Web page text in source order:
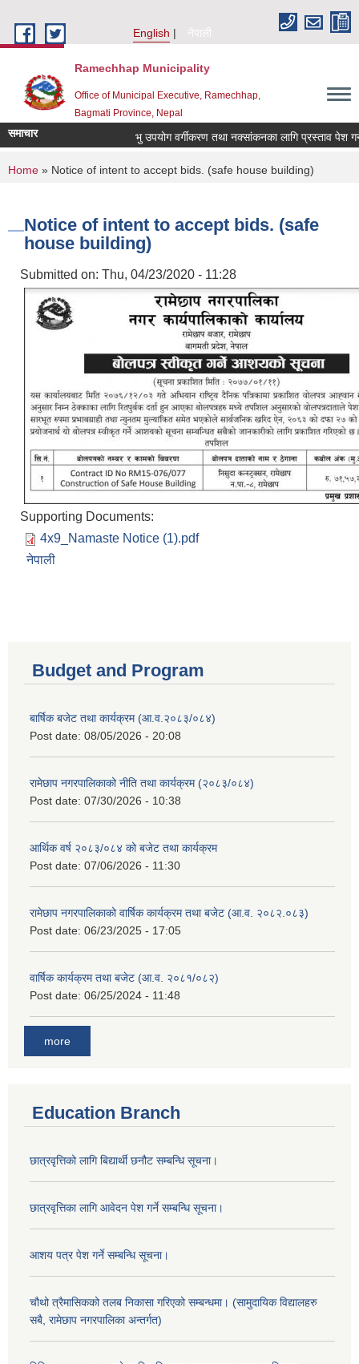
English
नेपाली
Ramechhap Municipality
Office of Municipal Executive, Ramechhap,
Bagmati Province, Nepal
समाचार भु उपयोग वर्गीकरण तथा नक्सांकनका लागि प्रस्ताव पेश गर्ने
You are here
Home » Notice of intent to accept bids. (safe house building)
Notice of intent to accept bids. (safe
house building)
Submitted on: Thu, 04/23/2020 - 11:28
Supporting Documents:
4x9_Namaste Notice (1).pdf
नेपाली
Budget and Program
बार्षिक बजेट तथा कार्यक्रम (आ.व.२०८३/०८४)
Post date: 08/05/2026 - 20:08
रामेछाप नगरपालिकाको नीति तथा कार्यक्रम (२०८३/०८४)
Post date: 07/30/2026 - 10:38
आर्थिक वर्ष २०८३/०८४ को बजेट तथा कार्यक्रम
Post date: 07/06/2026 - 11:30
रामेछाप नगरपालिकाको वार्षिक कार्यक्रम तथा बजेट (आ.व. २०८२.०८३)
Post date: 06/23/2025 - 17:05
वार्षिक कार्यक्रम तथा बजेट (आ.व. २०८१/०८२)
Post date: 06/25/2024 - 11:48
more
Education Branch
छात्रवृत्तिको लागि बिद्यार्थी छनौट सम्बन्धि सूचना।
छात्रवृत्तिका लागि आवेदन पेश गर्ने सम्बन्धि सूचना।
आशय पत्र पेश गर्ने सम्बन्धि सूचना।
चौथो त्रैमासिकको तलब निकासा गरिएको सम्बन्धमा। (सामुदायिक विद्यालहरु
सबै, रामेछाप नगरपालिका अन्तर्गत)